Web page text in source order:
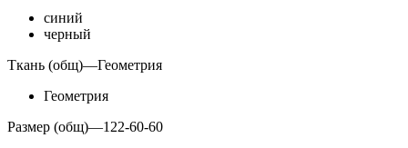
синий
черный
Ткань (общ)—Геометрия
Геометрия
Размер (общ)—122-60-60